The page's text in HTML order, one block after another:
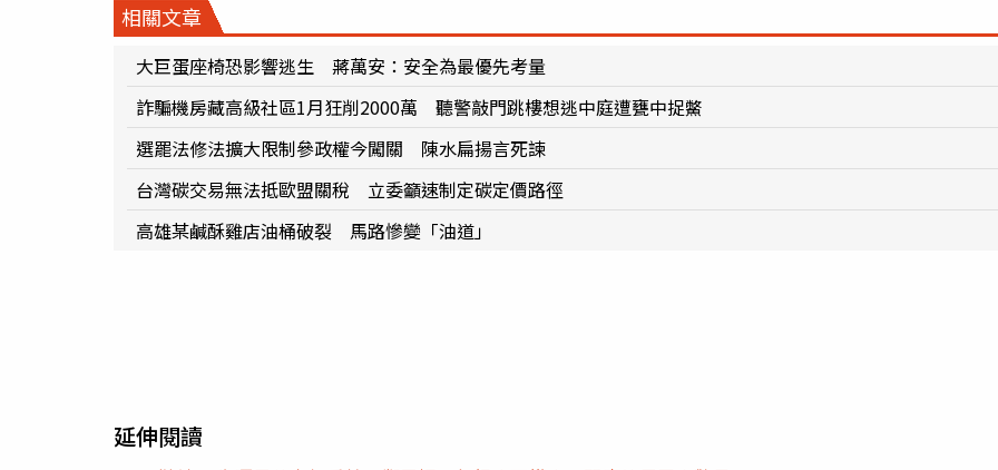
相關文章
大巨蛋座椅恐影響逃生 蔣萬安：安全為最優先考量
詐騙機房藏高級社區1月狂削2000萬 聽警敲門跳樓想逃中庭遭甕中捉鱉
選罷法修法擴大限制參政權今闖關 陳水扁揚言死諫
台灣碳交易無法抵歐盟關稅 立委籲速制定碳定價路徑
高雄某鹹酥雞店油桶破裂 馬路慘變「油道」
延伸閱讀